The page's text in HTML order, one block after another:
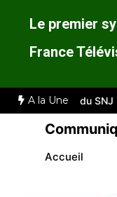
Le premier
France
A la Une
rendu du SNJ
Accueil